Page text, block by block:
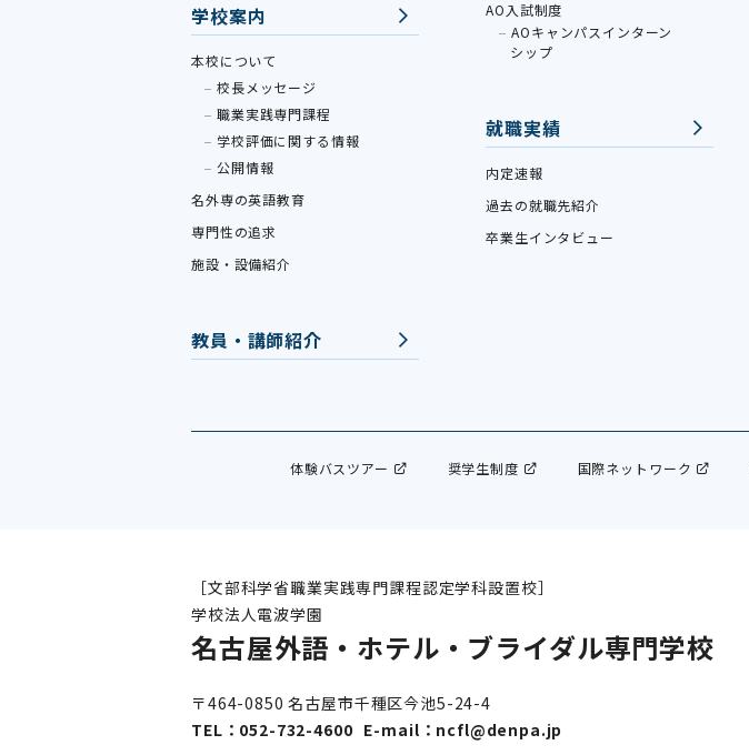
学校案内
本校について
校長メッセージ
職業実践専門課程
学校評価に関する情報
公開情報
名外専の英語教育
専門性の追求
施設・設備紹介
教員・講師紹介
AO入試制度
AOキャンパスインターン
シップ
就職実績
内定速報
過去の就職先紹介
卒業生インタビュー
体験バスツアー 奨学生制度 国際ネットワーク
［文部科学省職業実践専門課程認定学科設置校］
学校法人電波学園
名古屋外語・ホテル・ブライダル専門学校
〒464-0850 名古屋市千種区今池5-24-4
TEL： 052-732-4600 E-mail： ncfl@denpa.jp